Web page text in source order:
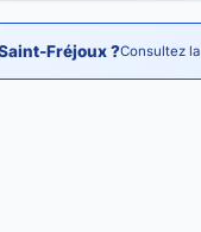
Fréjoux ?Consultez